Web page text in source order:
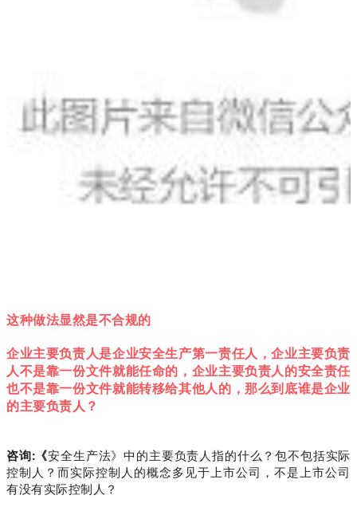
这种做法显然是不合规的
企业主要负责人是企业安全生产第一责任人，企业主要负责
人不是靠一份文件就能任命的，企业主要负责人的安全责任
也不是靠一份文件就能转移给其他人的，那么到底谁是企业
的主要负责人？
咨询:《安全生产法》中的主要负责人指的什么？包不包括实际
控制人？而实际控制人的概念多见于上市公司，不是上市公司
有没有实际控制人？